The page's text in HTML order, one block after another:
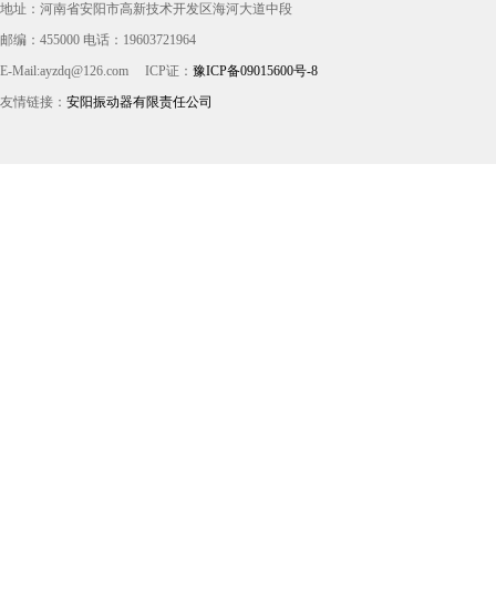
地址：河南省安阳市高新技术开发区海河大道中段
邮编：455000 电话：19603721964
E-Mail:ayzdq@126.com
ICP证： 豫ICP备09015600号-8
友情链接： 安阳振动器有限责任公司